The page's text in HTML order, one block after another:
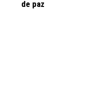
de paz